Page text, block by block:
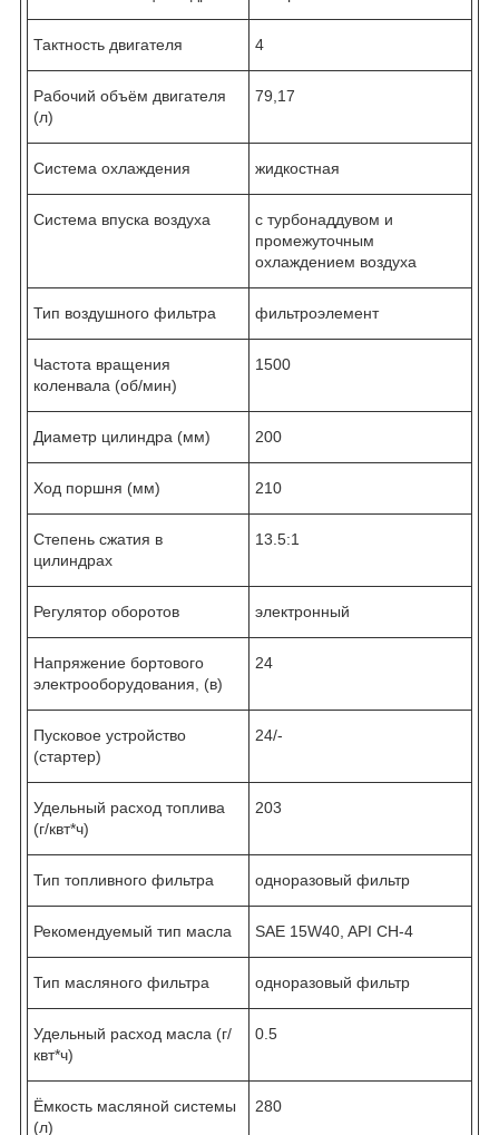
Тактность двигателя 4
Рабочий объём двигателя
(л)
79,17
Система охлаждения жидкостная
Система впуска воздуха
с турбонаддувом и
промежуточным
охлаждением воздуха
Тип воздушного фильтра фильтроэлемент
Частота вращения
коленвала (об/мин)
1500
Диаметр цилиндра (мм) 200
Ход поршня (мм) 210
Степень сжатия в
цилиндрах
13.5:1
Регулятор оборотов электронный
Напряжение бортового
электрооборудования, (в)
24
Пусковое устройство
(стартер)
24/-
Удельный расход топлива
(г/квт*ч)
203
Тип топливного фильтра одноразовый фильтр
Рекомендуемый тип масла SAE 15W40, API CH-4
Тип масляного фильтра одноразовый фильтр
Удельный расход масла (г/
квт*ч)
0.5
Ёмкость масляной системы
(л)
280